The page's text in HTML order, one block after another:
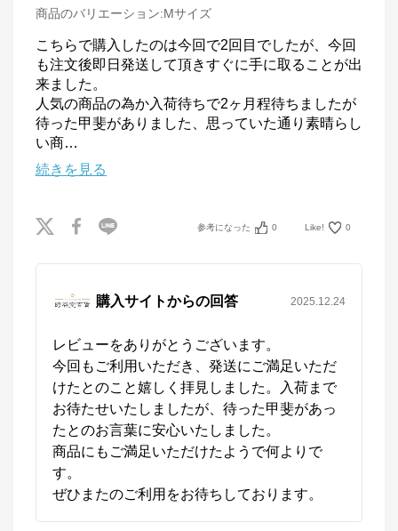
商品のバリエーション:Mサイズ
こちらで購入したのは今回で2回目でしたが、今回
も注文後即日発送して頂きすぐに手に取ることが出
来ました。
人気の商品の為か入荷待ちで2ヶ月程待ちましたが
待った甲斐がありました、思っていた通り素晴らし
い商…
続きを見る
参考になった 0 Like! 0
購入サイトからの回答 2025.12.24
レビューをありがとうございます。
今回もご利用いただき、発送にご満足いただ
けたとのこと嬉しく拝見しました。入荷まで
お待たせいたしましたが、待った甲斐があっ
たとのお言葉に安心いたしました。
商品にもご満足いただけたようで何よりで
す。
ぜひまたのご利用をお待ちしております。